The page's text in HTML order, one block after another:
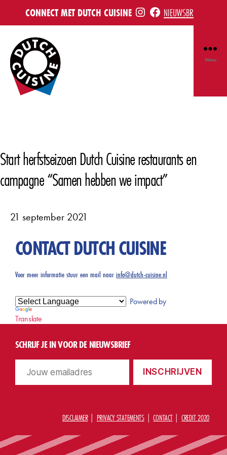
CONNECT MET DUTCH CUISINE INSTE FB NIEUWSBRIEF
Menu
Start herfstseizoen Dutch Cuisine restaurants en
campagne “Samen hebben we impact”
21 september 2021
CONTACT DUTCH CUISINE
Voor meer informatie stuur een mail naarinfo@dutch-cuisine.nl
Powered by
Translate
SCHRIJF JE IN VOOR DE NIEUWSBRIEF
DISCLAIMER PRIVACY STATEMENTS CONTACT CREDIT 2020
©
O
m